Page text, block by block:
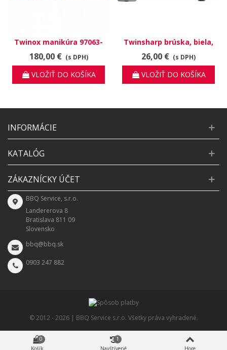
Twinox manikúra 97063-
006
180,00 € (s DPH)
VLOŽIŤ DO KOŠÍKA
Twinsharp brúska, biela,
32592-001
26,00 € (s DPH)
VLOŽIŤ DO KOŠÍKA
INFORMÁCIE
KATALÓG
ZÁKAZNÍCKY ÚČET
BBQ Service, s.r.o.
Landererova 8
Bratislava 811 09
Slovensko
bbq@bbq.sk
0903 247 882
© 2012 -2026 | BBQ Service s.r.o. Všetky práva vyhradené.
Košík
0
Navštívené
1
Hore